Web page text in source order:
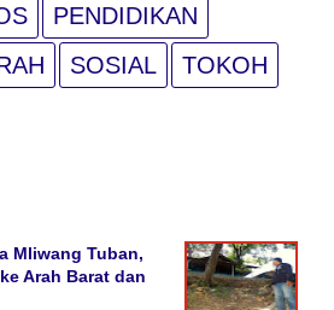
PENDIDIKAN
SOSIAL
TOKOH
Mliwang Tuban,
Arah Barat dan